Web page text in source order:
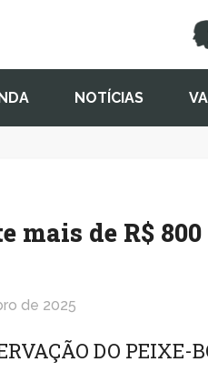
NOTÍCIAS
mais de R$
de 2025
DO PEIXE-